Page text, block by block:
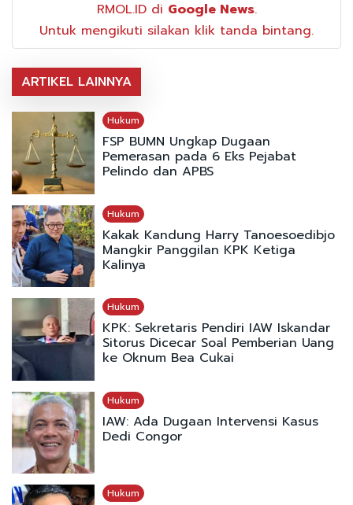
RMOL.ID di Google News.
Untuk mengikuti silakan klik tanda bintang.
ARTIKEL LAINNYA
Hukum
FSP BUMN Ungkap Dugaan
Pemerasan pada 6 Eks Pejabat
Pelindo dan APBS
Hukum
Kakak Kandung Harry Tanoesoedibjo
Mangkir Panggilan KPK Ketiga
Kalinya
Hukum
KPK: Sekretaris Pendiri IAW Iskandar
Sitorus Dicecar Soal Pemberian Uang
ke Oknum Bea Cukai
Hukum
IAW: Ada Dugaan Intervensi Kasus
Dedi Congor
Hukum